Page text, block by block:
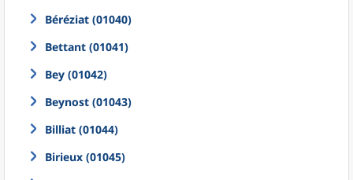
Béréziat (01040)
Bettant (01041)
Bey (01042)
Beynost (01043)
Billiat (01044)
Birieux (01045)